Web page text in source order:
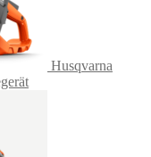
Husqvarna